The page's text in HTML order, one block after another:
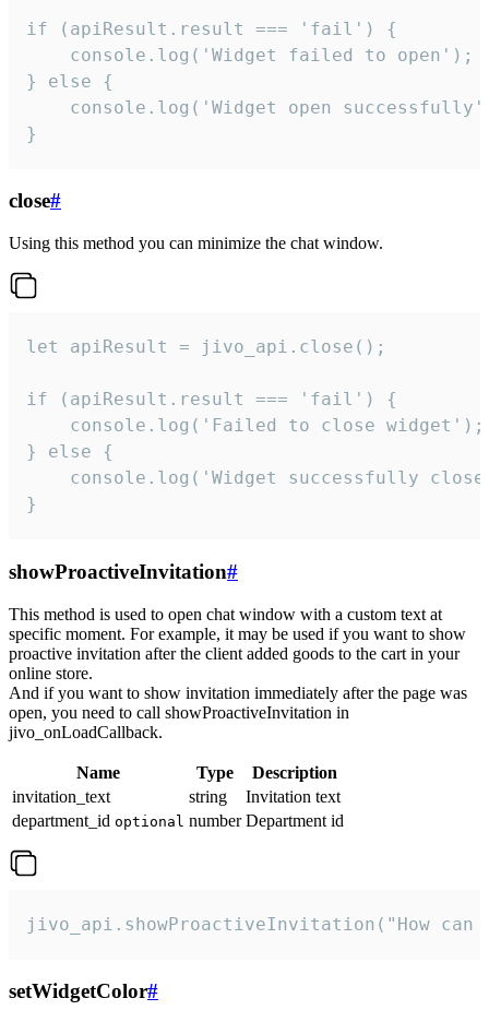
if (apiResult.result === 'fail') {
    console.log('Widget failed to open');
} else {
console.log('Widget open
}
close#
Using this method you can minimize the chat window.
let apiResult = jivo_api.close();
if (apiResult.result === 'fail') {
    console.log('Failed to close widget');
} else {
console.log('Widget successfully
}
showProactiveInvitation#
This method is used to open chat window with a custom text at
specific moment. For example, it may be used if you want to show
proactive invitation after the client added goods to the cart in your
online store.
And if you want to show invitation immediately after the page was
open, you need to call showProactiveInvitation in
jivo_onLoadCallback.
Name Type
Description
invitation_text
string
Invitation text
department_id optional number Department id
jivo_api.showProactiveInvitation("How
setWidgetColor#